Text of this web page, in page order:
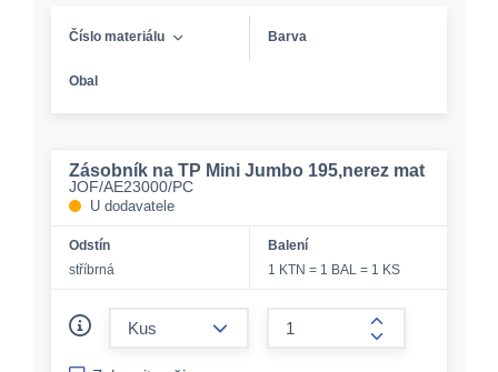
Číslo materiálu Barva
Obal
Zásobník na TP Mini Jumbo 195,nerez mat
JOF/AE23000/PC
U dodavatele
Odstín
stříbrná
Balení
1 KTN = 1 BAL = 1 KS
form.increase-